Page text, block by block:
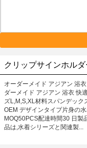
クリップサインホルダ
オーダーメイド アジアン 浴
ダーメイド アジアン 浴衣 快
ズL,M,S,XL材料スパンデッ
OEM デザインタイプ片身の
MOQ50PCS配達時間30 日製
品は,水着シリーズと関連製...